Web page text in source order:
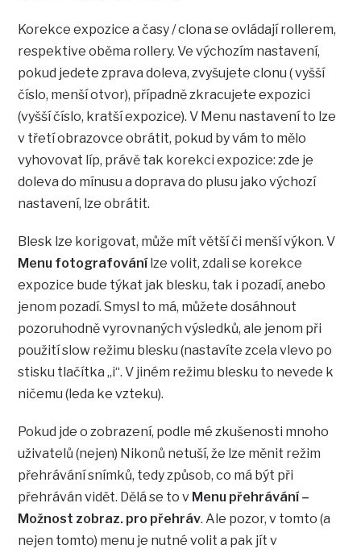
Korekce expozice a časy / clona se ovládají rollerem,
respektive oběma rollery. Ve výchozím nastavení,
pokud jedete zprava doleva, zvyšujete clonu ( vyšší
číslo, menší otvor), případně zkracujete expozici
(vyšší číslo, kratší expozice). V Menu nastavení to lze
v třetí obrazovce obrátit, pokud by vám to mělo
vyhovovat líp, právě tak korekci expozice: zde je
doleva do mínusu a doprava do plusu jako výchozí
nastavení, lze obrátit.
Blesk lze korigovat, může mít větší či menší výkon. V
Menu fotografovánílze volit, zdali se korekce
expozice bude týkat jak blesku, tak i pozadí, anebo
jenom pozadí. Smysl to má, můžete dosáhnout
pozoruhodně vyrovnaných výsledků, ale jenom při
použití slow režimu blesku (nastavíte zcela vlevo po
stisku tlačítka „i“. V jiném režimu blesku to nevede k
ničemu (leda ke vzteku).
Pokud jde o zobrazení, podle mé zkušenosti mnoho
uživatelů (nejen) Nikonů netuší, že lze měnit režim
přehrávání snímků, tedy způsob, co má být při
přehráván vidět. Dělá se to v Menu přehrávání –
Možnost zobraz. pro přehráv. Ale pozor, v tomto (a
nejen tomto) menu je nutné volit a pak jít v